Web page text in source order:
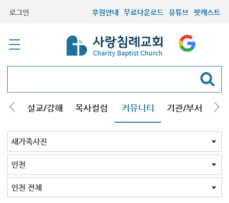
로그인 후원안내 무료다운로드 유튜브 팟캐스트
내 설교/강해 목사컬럼 커뮤니티 기관/부서 선
최근등록자료
자유게시판
교회소식
성도컬럼
새가족사진
새가족가이드
포토앨범
찬양쉼터
신앙도서
성경읽기퀴즈
기도부탁
새가족사진 전체
인천
김포/청라
구리남양주
부평부천
서울
시흥안산광명
용인분당
의왕수원
고양/파주
일산
먼곳
기타사진
인천 전체